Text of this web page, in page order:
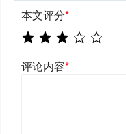
本文评分*
评论内容*